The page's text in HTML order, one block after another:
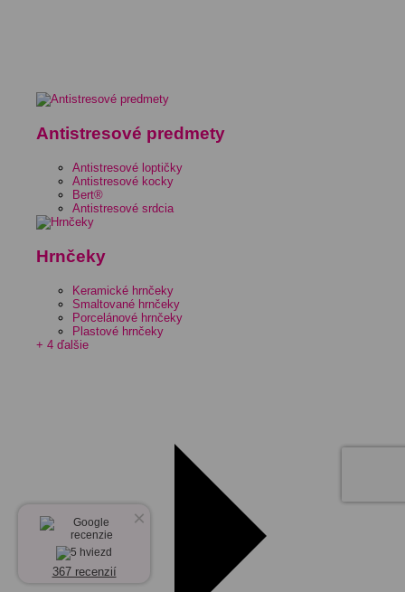
Antistresové predmety
Antistresové loptičky
Antistresové kocky
Bert®
Antistresové srdcia
Hrnčeky
Keramické hrnčeky
Smaltované hrnčeky
Porcelánové hrnčeky
Plastové hrnčeky
+ 4 ďalšie
×
367 recenzií